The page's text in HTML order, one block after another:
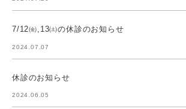
7/12㈮,13㈯の休診のお知らせ
2024.07.07
休診のお知らせ
2024.06.05